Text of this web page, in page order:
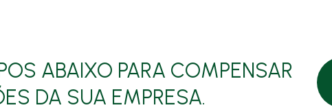
ABAIXO PARA COMPENSAR
DA SUA EMPRESA.